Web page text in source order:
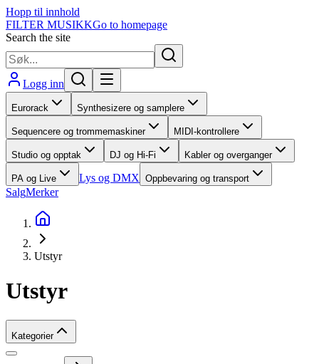
Hopp til innhold
FILTER MUSIKKGo to homepage
Search the site
Logg inn
Eurorack Synthesizere og samplere
Sequencere og trommemaskiner MIDI-kontrollere
Studio og opptak DJ og Hi-Fi Kabler og overganger
PA og Live Lys og DMX Oppbevaring og transport
SalgMerker
Utstyr
Utstyr
Kategorier